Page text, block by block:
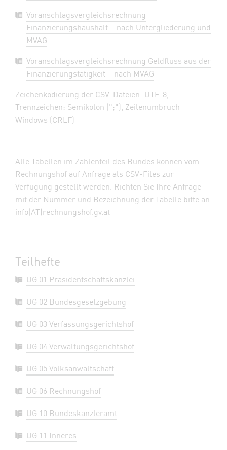
Voranschlagsvergleichsrechnung
Finanzierungshaushalt – nach Untergliederung und
MVAG
Voranschlagsvergleichsrechnung Geldfluss aus der
Finanzierungstätigkeit – nach MVAG
Zeichenkodierung der CSV-Dateien: UTF-8,
Trennzeichen: Semikolon (";"), Zeilenumbruch
Windows (CRLF)
Alle Tabellen im Zahlenteil des Bundes können vom
Rechnungshof auf Anfrage als CSV-Files zur
Verfügung gestellt werden. Richten Sie Ihre Anfrage
mit der Nummer und Bezeichnung der Tabelle bitte an
info(AT)rechnungshof.gv.at
Teilhefte
UG 01 Präsidentschaftskanzlei
UG 02 Bundesgesetzgebung
UG 03 Verfassungsgerichtshof
UG 04 Verwaltungsgerichtshof
UG 05 Volksanwaltschaft
UG 06 Rechnungshof
UG 10 Bundeskanzleramt
UG 11 Inneres